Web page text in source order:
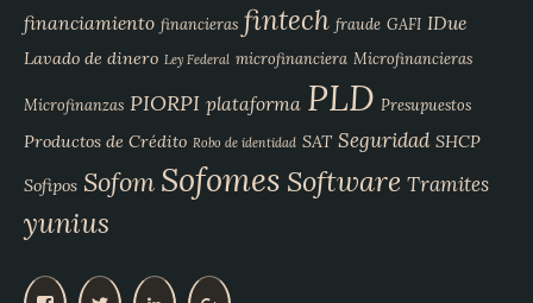
financiamiento financieras fintech fraude GAFI IDue
Lavado de dinero Ley Federal microfinanciera Microfinancieras
Microfinanzas PIORPI plataforma PLD Presupuestos
Productos de Crédito Robo de identidad SAT Seguridad SHCP
Sofipos Sofom Sofomes Software Tramites
yunius